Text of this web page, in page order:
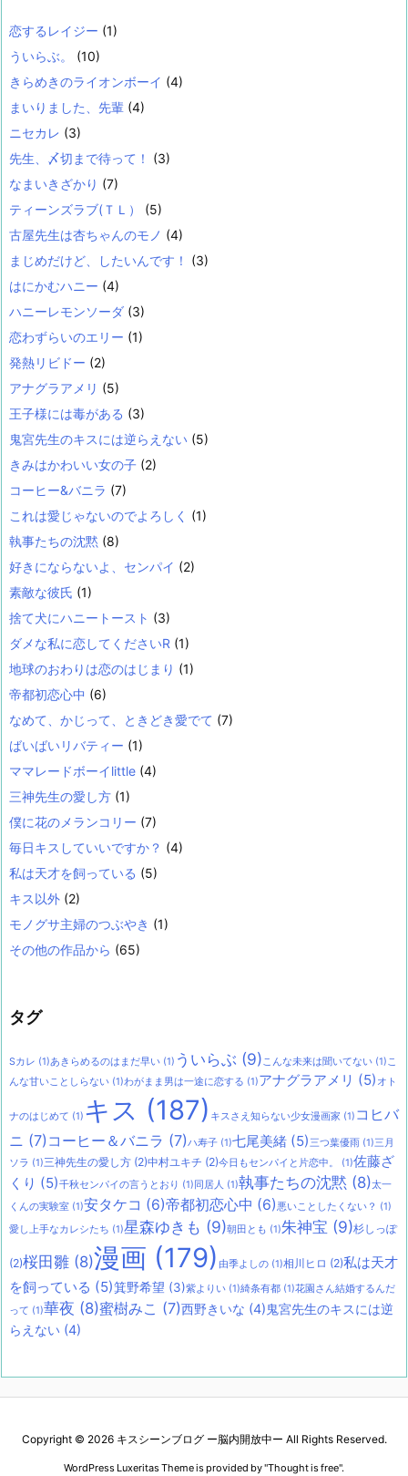
恋するレイジー (1)
ういらぶ。
(10)
きらめきのライオンボーイ (4)
まいりました、先輩 (4)
ニセカレ (3)
先生、〆切まで待って！
(3)
なまいきざかり (7)
ティーンズラブ(ＴＬ）
(5)
古屋先生は杏ちゃんのモノ (4)
まじめだけど、したいんです！
(3)
はにかむハニー (4)
ハニーレモンソーダ (3)
恋わずらいのエリー (1)
発熱リビドー (2)
アナグラアメリ (5)
王子様には毒がある (3)
鬼宮先生のキスには逆らえない (5)
きみはかわいい女の子 (2)
コーヒー&バニラ (7)
これは愛じゃないのでよろしく (1)
執事たちの沈黙 (8)
好きにならないよ、センパイ (2)
素敵な彼氏 (1)
捨て犬にハニートースト (3)
ダメな私に恋してくださいR (1)
地球のおわりは恋のはじまり (1)
帝都初恋心中 (6)
なめて、かじって、ときどき愛でて (7)
ばいばいリバティー (1)
ママレードボーイlittle (4)
三神先生の愛し方 (1)
僕に花のメランコリー (7)
毎日キスしていいですか？ (4)
私は天才を飼っている (5)
キス以外 (2)
モノグサ主婦のつぶやき (1)
その他の作品から (65)
タグ
Sカレ (1)あきらめるのはまだ早い (1) ういらぶ (9)こんな未来は聞いてない (1)こ
んな甘いことしらない (1)わがまま男は一途に恋する (1)アナグラアメリ (5) オト
ナのはじめて (1) キス (187) キスさえ知らない少女漫画家 (1) コヒバ
ニ (7)コーヒー＆バニラ (7)ハ寿子 (1)七尾美緒 (5)三つ葉優雨 (1)三月
ソラ (1)三神先生の愛し方 (2)中村ユキチ (2)今日もセンパイと片恋中。 (1)佐藤ざ
くり (5)千秋センパイの言うとおり (1)同居人 (1)執事たちの沈黙 (8)太一
くんの実験室 (1)安タケコ (6)帝都初恋心中 (6)悪いことしたくない？ (1)
愛し上手なカレシたち (1)星森ゆきも (9)朝田とも (1)朱神宝 (9)杉しっぽ
(2)桜田雛 (8)漫画 (179) 由季よしの (1)相川ヒロ (2)私は天才
を飼っている (5)箕野希望 (3)紫よりい (1)綺条有都 (1)花園さん結婚するんだ
って (1)華夜 (8)蜜樹みこ (7)西野きいな (4)鬼宮先生のキスには逆
らえない (4)
Copyright © 2026 キスシーンブログ ー脳内開放中ー All Rights Reserved.
WordPress Luxeritas Theme is provided by "Thought is free".